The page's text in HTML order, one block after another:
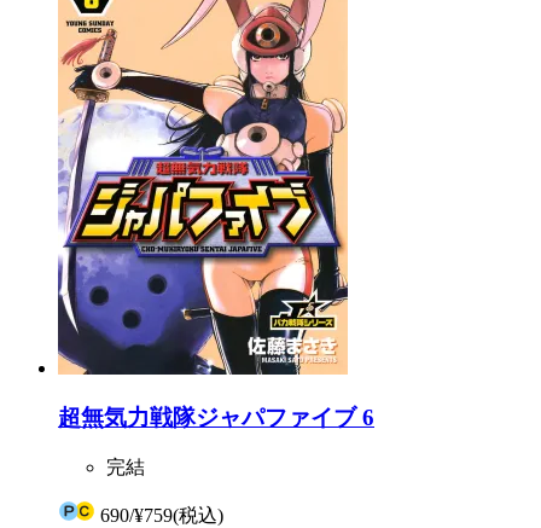
超無気力戦隊ジャパファイブ 6
完結
690/¥759(税込)